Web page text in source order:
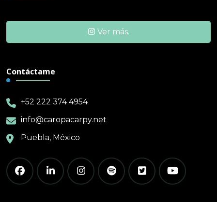
Ver más.
Contáctame
+52 222 374 4954
info@caropacarpy.net
Puebla, México